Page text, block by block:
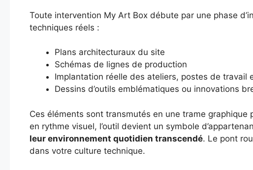
Toute intervention My Art Box débute par une phase
techniques réels :
Plans architecturaux du site
Schémas de lignes de production
Implantation réelle des ateliers, postes de travail
Dessins d’outils emblématiques ou innovations
Ces éléments sont transmutés en une trame
en rythme visuel, l’outil devient un symbole
leur environnement quotidien transcendé. Le pont
dans votre culture technique.